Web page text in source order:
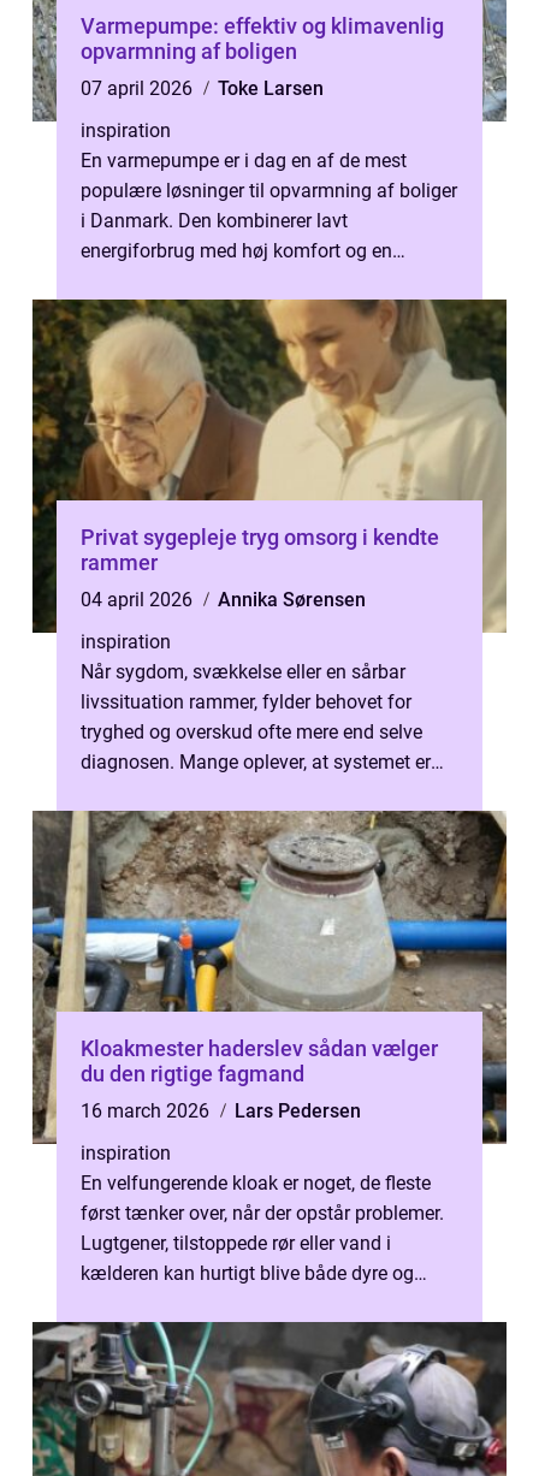
Varmepumpe: effektiv og klimavenlig
opvarmning af boligen
07 april 2026
Toke Larsen
inspiration
En varmepumpe er i dag en af de mest
populære løsninger til opvarmning af boliger
i Danmark. Den kombinerer lavt
energiforbrug med høj komfort og en
Privat sygepleje tryg omsorg i kendte
rammer
04 april 2026
Annika Sørensen
inspiration
Når sygdom, svækkelse eller en sårbar
livssituation rammer, fylder behovet for
tryghed og overskud ofte mere end selve
diagnosen. Mange oplever, at systemet er
Kloakmester haderslev sådan vælger
du den rigtige fagmand
16 march 2026
Lars Pedersen
inspiration
En velfungerende kloak er noget, de fleste
først tænker over, når der opstår problemer.
Lugtgener, tilstoppede rør eller vand i
kælderen kan hurtigt blive både dyre og